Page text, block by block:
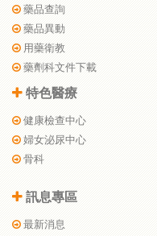
藥品查詢
藥品異動
用藥衛教
藥劑科文件下載
特色醫療
健康檢查中心
婦女泌尿中心
骨科
訊息專區
最新消息